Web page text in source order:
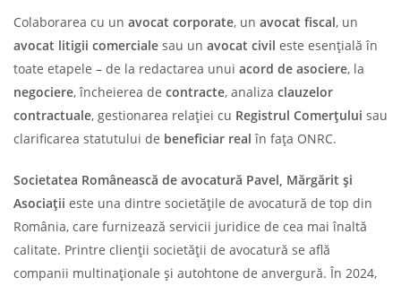
Colaborarea cu un avocat corporate, un avocat fiscal, un
avocat litigii comerciale sau un avocat civil este esențială în
toate etapele – de la redactarea unui acord de asociere, la
negociere, încheierea de contracte, analiza clauzelor
contractuale, gestionarea relației cu Registrul Comerțului sau
clarificarea statutului de beneficiar real în fața ONRC.
Societatea Românească de avocatură Pavel, Mărgărit și
Asociații este una dintre societățile de avocatură de top din
România, care furnizează servicii juridice de cea mai înaltă
calitate. Printre clienții societății de avocatură se află
companii multinaționale și autohtone de anvergură. În 2024,